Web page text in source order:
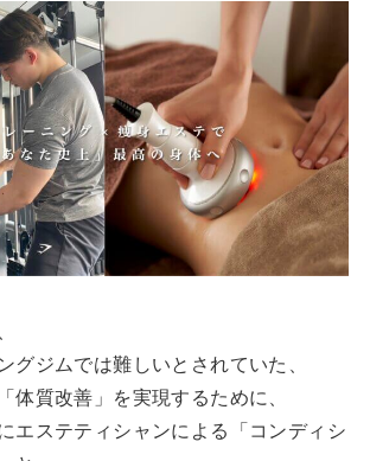
グジムでは難しいとされていた、
体質改善」を実現するために、
エステティシャンによる「コンディシ